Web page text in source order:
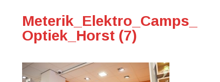
Meterik_Elektro_Camps_
Optiek_Horst (7)